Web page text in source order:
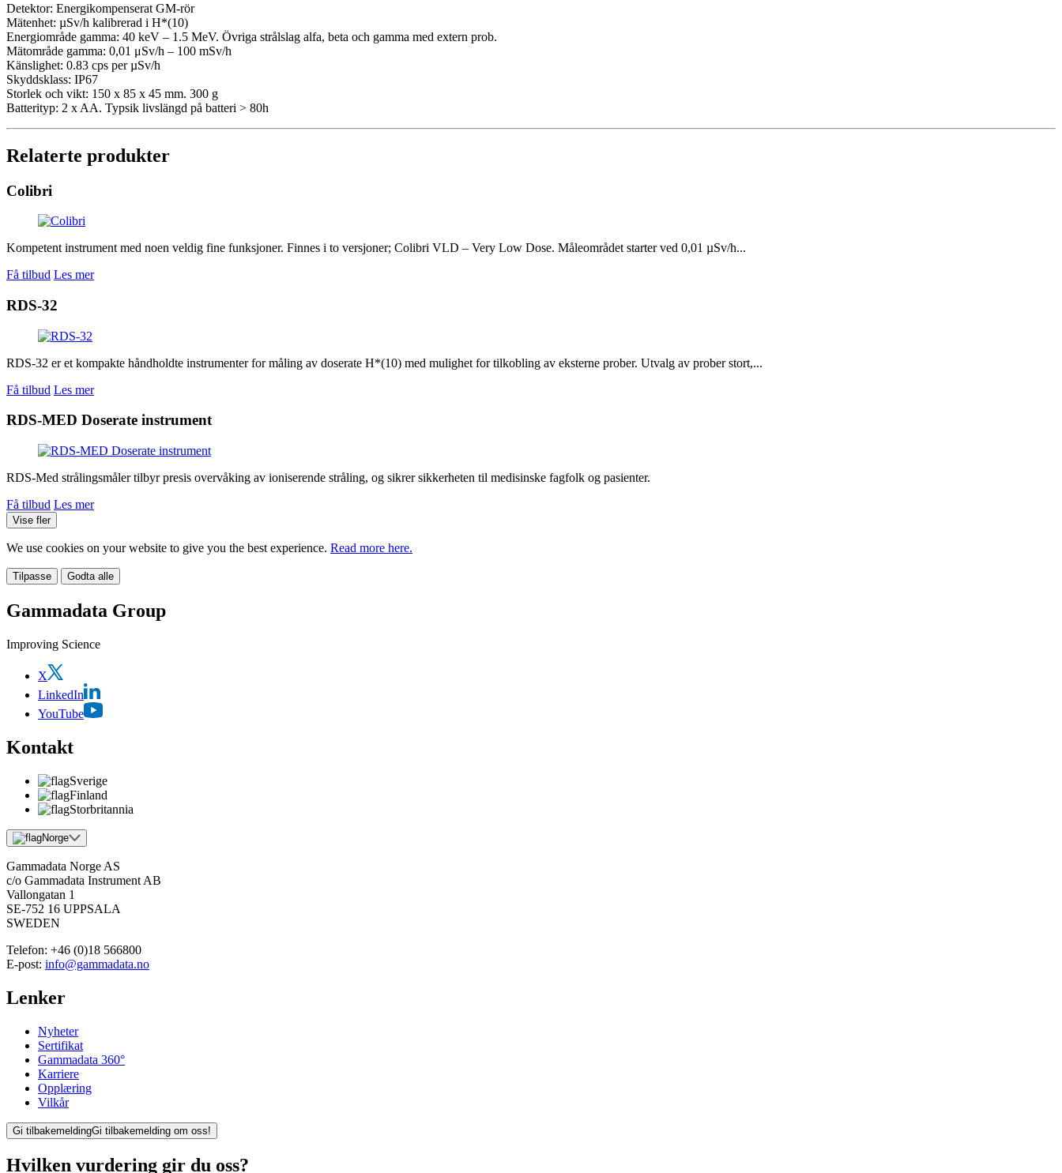
Detektor: Energikompenserat GM-rör
Mätenhet: µSv/h kalibrerad i H*(10)
Energiområde gamma: 40 keV – 1.5 MeV. Övriga strålslag alfa, beta och gamma med extern prob.
Mätområde gamma: 0,01 μSv/h – 100 mSv/h
Känslighet: 0.83 cps per µSv/h
Skyddsklass: IP67
Storlek och vikt: 150 x 85 x 45 mm. 300 g
Batterityp: 2 x AA. Typsik livslängd på batteri > 80h
Relaterte produkter
Colibri
Kompetent instrument med noen veldig fine funksjoner. Finnes i to versjoner; Colibri VLD – Very Low Dose. Måleområdet starter ved 0,01 µSv/h...
Få tilbud Les mer
RDS-32
RDS-32 er et kompakte håndholdte instrumenter for måling av doserate H*(10) med mulighet for tilkobling av eksterne prober. Utvalg av prober stort,...
Få tilbud Les mer
RDS-MED Doserate instrument
RDS-Med strålingsmåler tilbyr presis overvåking av ioniserende stråling, og sikrer sikkerheten til medisinske fagfolk og pasienter.
Få tilbud Les mer
Vise fler
We use cookies on your website to give you the best experience. Read more here.
Tilpasse Godta alle
Gammadata Group
Improving Science
X
LinkedIn
YouTube
Kontakt
Sverige
Finland
Storbritannia
Norge
Gammadata Norge AS
c/o Gammadata Instrument AB
Vallongatan 1
SE-752 16 UPPSALA
SWEDEN
Telefon: +46 (0)18 566800
E-post: info@gammadata.no
Lenker
Nyheter
Sertifikat
Gammadata 360°
Karriere
Opplæring
Vilkår
Gi tilbakemeldingGi tilbakemelding om oss!
Hvilken vurdering gir du oss?